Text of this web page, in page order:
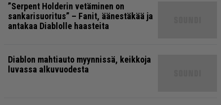
”Serpent Holderin vetäminen on
sankarisuoritus” – Fanit, äänestäkää ja
antakaa Diablolle haasteita
Diablon mahtiauto myynnissä, keikkoja
luvassa alkuvuodesta